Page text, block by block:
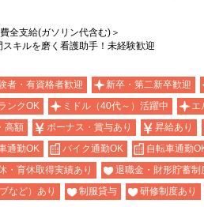
支給(ガソリン代含む)＞
キルを磨く看護助手！未経験歓迎
者・有資格者歓迎 新卒・第二新卒歓迎
ンクOK ミドル（40代～）活躍中
エ
高額 ボーナス・賞与あり 昇給あり
通勤OK バイク通勤OK 自転車通勤
・育休取得実績あり
退職金・財形貯蓄制
など）あり
制服貸与 研修制度あり